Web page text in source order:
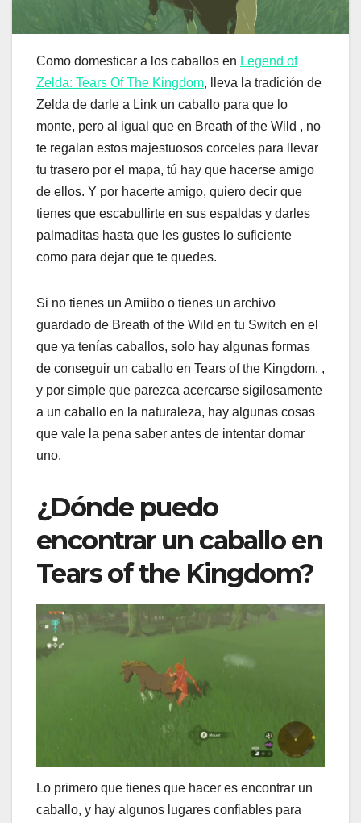
Como domesticar a los caballos en Legend of
Zelda: Tears Of The Kingdom, lleva la tradición de
Zelda de darle a Link un caballo para que lo
monte, pero al igual que en Breath of the Wild , no
te regalan estos majestuosos corceles para llevar
tu trasero por el mapa, tú hay que hacerse amigo
de ellos. Y por hacerte amigo, quiero decir que
tienes que escabullirte en sus espaldas y darles
palmaditas hasta que les gustes lo suficiente
como para dejar que te quedes.
Si no tienes un Amiibo o tienes un archivo
guardado de Breath of the Wild en tu Switch en el
que ya tenías caballos, solo hay algunas formas
de conseguir un caballo en Tears of the Kingdom. ,
y por simple que parezca acercarse sigilosamente
a un caballo en la naturaleza, hay algunas cosas
que vale la pena saber antes de intentar domar
uno.
¿Dónde puedo
encontrar un caballo en
Tears of the Kingdom?
Lo primero que tienes que hacer es encontrar un
caballo, y hay algunos lugares confiables para